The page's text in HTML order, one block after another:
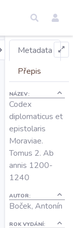
Metadata
Přepis
NÁZEV:
Codex
diplomaticus et
epistolaris
Moraviae.
Tomus 2. Ab
annis 1200-
1240
AUTOR:
Boček, Antonín
ROK VYDÁNÍ: